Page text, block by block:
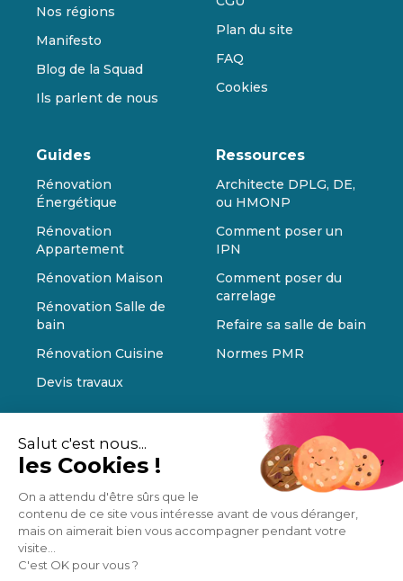
Salut c'est nous...
les Cookies !
On a attendu d'être sûrs que le
contenu de ce site vous intéresse avant de vous déranger,
mais on aimerait bien vous accompagner pendant votre
visite...
C'est OK pour vous ?
Nos régions
Manifesto
Blog de la Squad
Ils parlent de nous
Plan du site
FAQ
Cookies
Guides
Rénovation
Énergétique
Rénovation
Appartement
Rénovation Maison
Rénovation Salle de
bain
Rénovation Cuisine
Devis travaux
Ressources
Architecte DPLG, DE,
ou HMONP
Comment poser un
IPN
Comment poser du
carrelage
Refaire sa salle de bain
Normes PMR